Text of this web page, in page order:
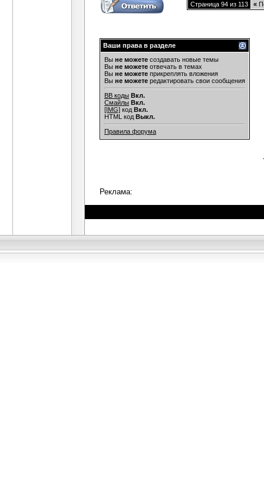
Страница 94 из 113 «
Ваши права в разделе
Вы не можете создавать новые темы
Вы не можете отвечать в темах
Вы не можете прикреплять вложения
Вы не можете редактировать свои сообщения
BB коды Вкл.
Смайлы Вкл.
[IMG] код Вкл.
HTML код Выкл.
Правила форума
Реклама: